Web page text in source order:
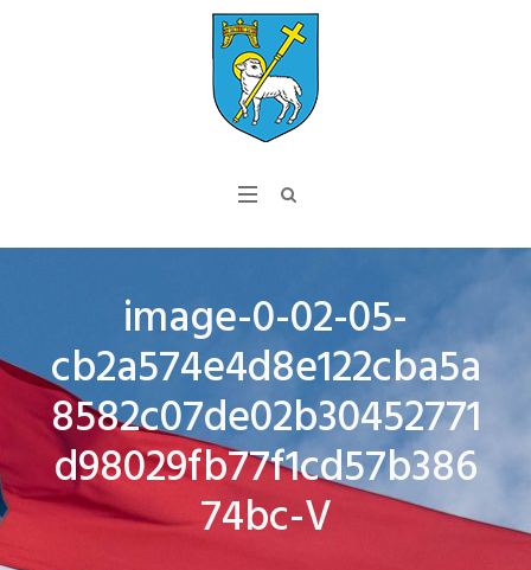
image-0-02-05-
cb2a574e4d8e122cba5a
8582c07de02b30452771
d98029fb77f1cd57b386
74bc-V